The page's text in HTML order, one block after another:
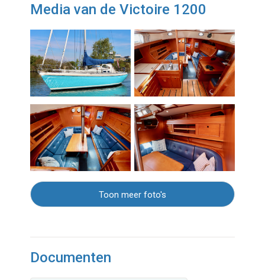
Media van de Victoire 1200
Toon meer foto's
Documenten